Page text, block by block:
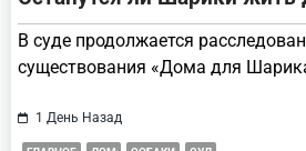
В суде продолжается
существования «Дома для
1 День Назад